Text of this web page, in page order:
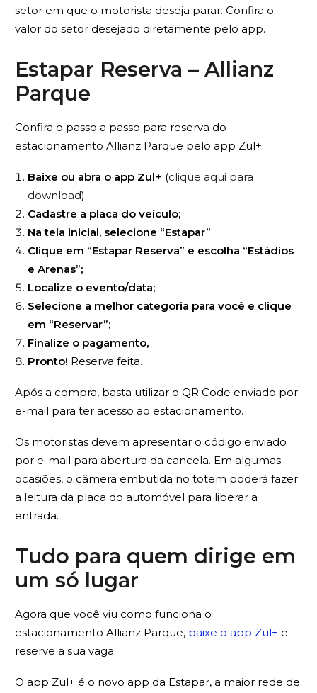
setor em que o motorista deseja parar. Confira o
valor do setor desejado diretamente pelo app.
Estapar Reserva – Allianz
Parque
Confira o passo a passo para reserva do
estacionamento Allianz Parque pelo app Zul+.
Baixe ou abra o app Zul+ (clique aqui para
download);
Cadastre a placa do veículo;
Na tela inicial, selecione “Estapar”
Clique em “Estapar Reserva” e escolha “Estádios
e Arenas”;
Localize o evento/data;
Selecione a melhor categoria para você e clique
em “Reservar”;
Finalize o pagamento,
Pronto! Reserva feita.
Após a compra, basta utilizar o QR Code enviado por
e-mail para ter acesso ao estacionamento.
Os motoristas devem apresentar o código enviado
por e-mail para abertura da cancela. Em algumas
ocasiões, o câmera embutida no totem poderá fazer
a leitura da placa do automóvel para liberar a
entrada.
Tudo para quem dirige em
um só lugar
Agora que você viu como funciona o
estacionamento Allianz Parque, baixe o app Zul+ e
reserve a sua vaga.
O app Zul+ é o novo app da Estapar, a maior rede de